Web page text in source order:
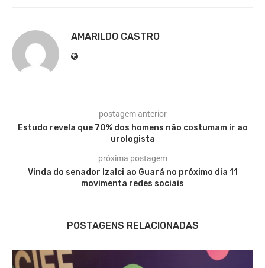
AMARILDO CASTRO
postagem anterior
Estudo revela que 70% dos homens não costumam ir ao
urologista
próxima postagem
Vinda do senador Izalci ao Guará no próximo dia 11
movimenta redes sociais
POSTAGENS RELACIONADAS